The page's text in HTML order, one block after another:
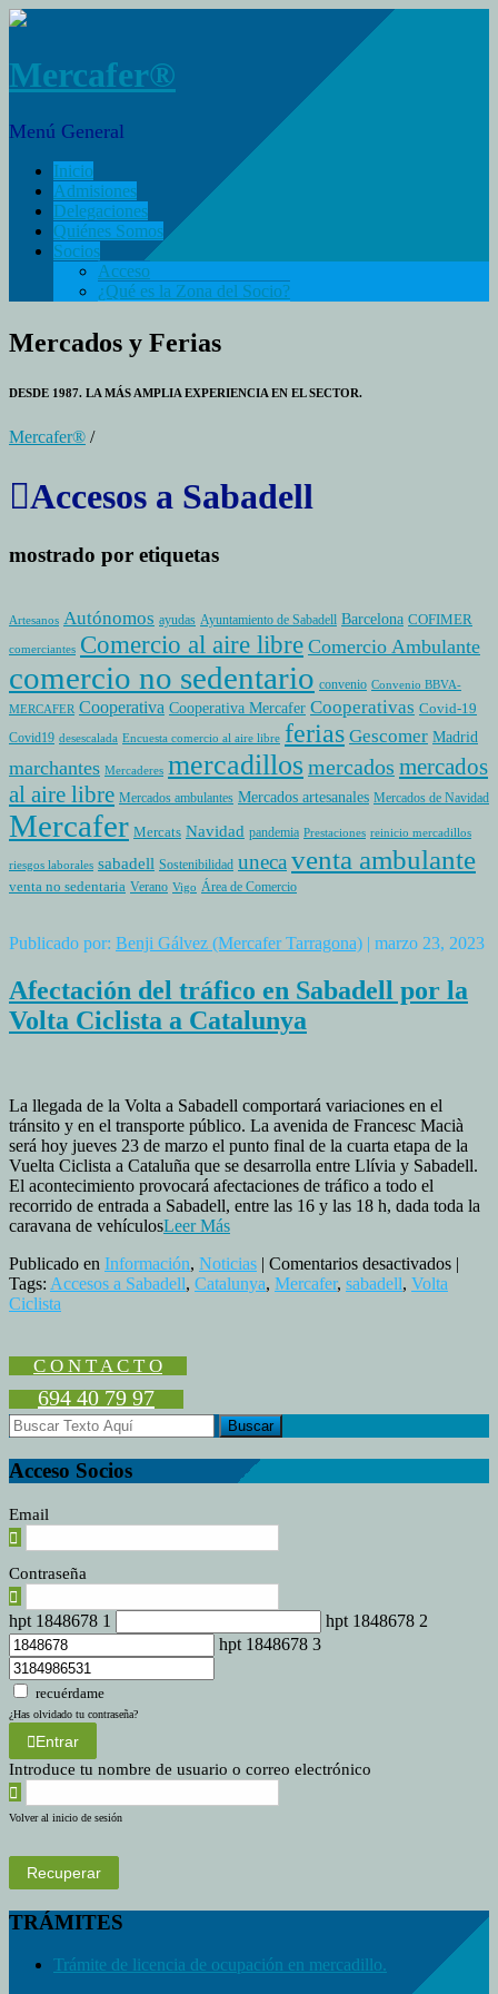
Mercafer®
Menú General
Inicio
Admisiones
Delegaciones
Quiénes Somos
Socios
Acceso
¿Qué es la Zona del Socio?
Mercados y Ferias
DESDE 1987. LA MÁS AMPLIA EXPERIENCIA EN EL SECTOR.
Mercafer® /
Accesos a Sabadell
mostrado por etiquetas
Artesanos Autónomos ayudas Ayuntamiento de Sabadell Barcelona COFIMER
comerciantes Comercio al aire libre Comercio Ambulante
comercio no sedentario convenio Convenio BBVA-
MERCAFER Cooperativa Cooperativa Mercafer Cooperativas Covid-19
Covid19 desescalada Encuesta comercio al aire libre ferias Gescomer Madrid
marchantes Mercaderes mercadillosmercados mercados
al aire libre Mercados ambulantes Mercados artesanales Mercados de Navidad
Mercafer Mercats Navidad pandemia Prestaciones reinicio mercadillos
riesgos laborales sabadell Sostenibilidad unecaventa ambulante
venta no sedentaria Verano Vigo Área de Comercio
Publicado por: Benji Gálvez (Mercafer Tarragona) | marzo 23, 2023
Afectación del tráfico en Sabadell por la
Volta Ciclista a Catalunya
La llegada de la Volta a Sabadell comportará variaciones en el
tránsito y en el transporte público. La avenida de Francesc Macià
será hoy jueves 23 de marzo el punto final de la cuarta etapa de la
Vuelta Ciclista a Cataluña que se desarrolla entre Llívia y Sabadell.
El acontecimiento provocará afectaciones de tráfico a todo el
recorrido de entrada a Sabadell, entre las 16 y las 18 h, dada toda la
caravana de vehículosLeer Más
Publicado en Información, Noticias | Comentarios desactivadosen
a
|
Tags: Accesos a Sabadell, Catalunya, Mercafer, sabadell, Volta
Ciclista
C O N T A C T O
694 40 79 97
Acceso Socios
Email
Contraseña
hpt 1848678 1
hpt 1848678 2
hpt 1848678 3
recuérdame
¿Has olvidado tu contraseña?
Entrar
Introduce tu nombre de usuario o correo electrónico
Volver al inicio de sesión
Recuperar
TRÁMITES
Trámite de licencia de ocupación en mercadillo.